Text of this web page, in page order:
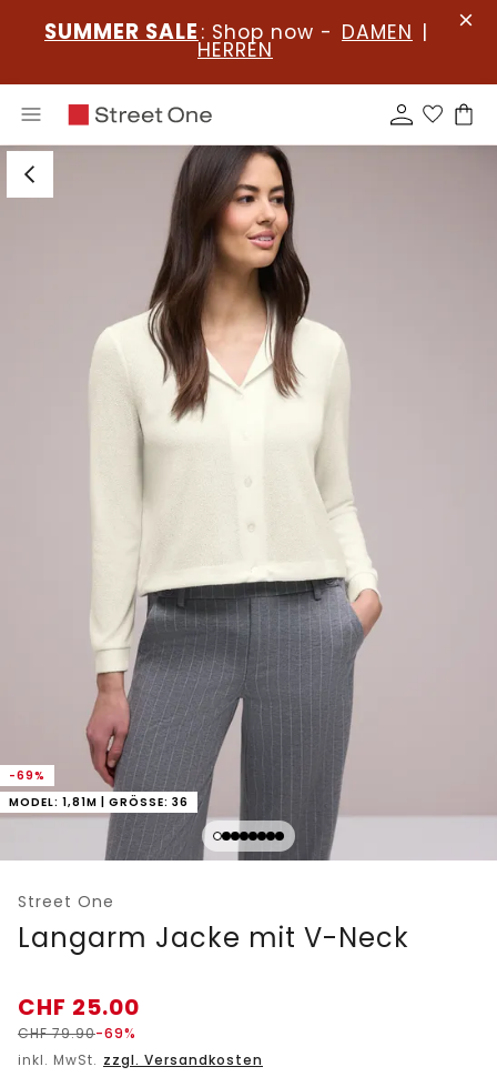
SUMMER SALE : Shop now - DAMEN |
HERREN
-69%
MODEL: 1,81M | GRÖSSE: 36
Street One
Langarm Jacke mit V-Neck
CHF 25.00
CHF79.90-69%
inkl. MwSt. zzgl. Versandkosten